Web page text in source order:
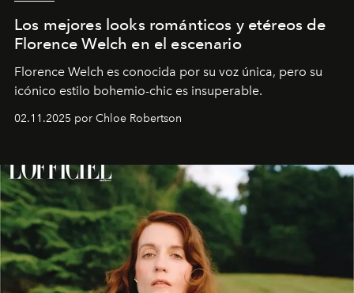
Los mejores looks románticos y etéreos de
Florence Welch en el escenario
Florence Welch es conocida por su voz única, pero su
icónico estilo bohemio-chic es insuperable.
02.11.2025 por Chloe Robertson